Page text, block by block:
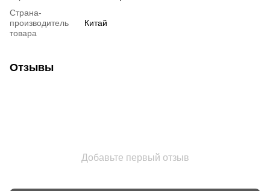
Страна-
производитель
товара
Китай
Отзывы
Добавьте первый отзыв